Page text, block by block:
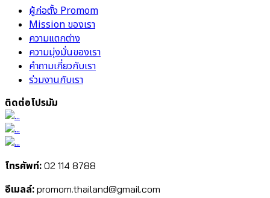
ผู้ก่อตั้ง Promom
Mission ของเรา
ความแตกต่าง
ความมุ่งมั่นของเรา
คำถามเกี่ยวกับเรา
ร่วมงานกับเรา
ติดต่อโปรมัม
โทรศัพท์: 02 114 8788
อีเมลล์: promom.thailand@gmail.com